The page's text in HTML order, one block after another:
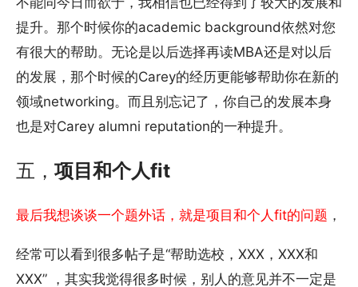
提升。那个时候你的academic background依然对您
有很大的帮助。无论是以后选择再读MBA还是对以后
的发展，那个时候的Carey的经历更能够帮助你在新的
领域networking。而且别忘记了，你自己的发展本身
也是对Carey alumni reputation的一种提升。
五， 项目和个人fit
最后我想谈谈一个题外话，就是项目和个人fit的问题 ，
经常可以看到很多帖子是“帮助选校，XXX，XXX和
XXX” ，其实我觉得很多时候，别人的意见并不一定是